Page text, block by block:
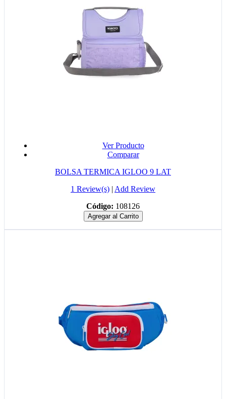
Ver Producto
Comparar
BOLSA TERMICA IGLOO 9 LAT
1 Review(s) | Add Review
Código: 108126
Agregar al Carrito